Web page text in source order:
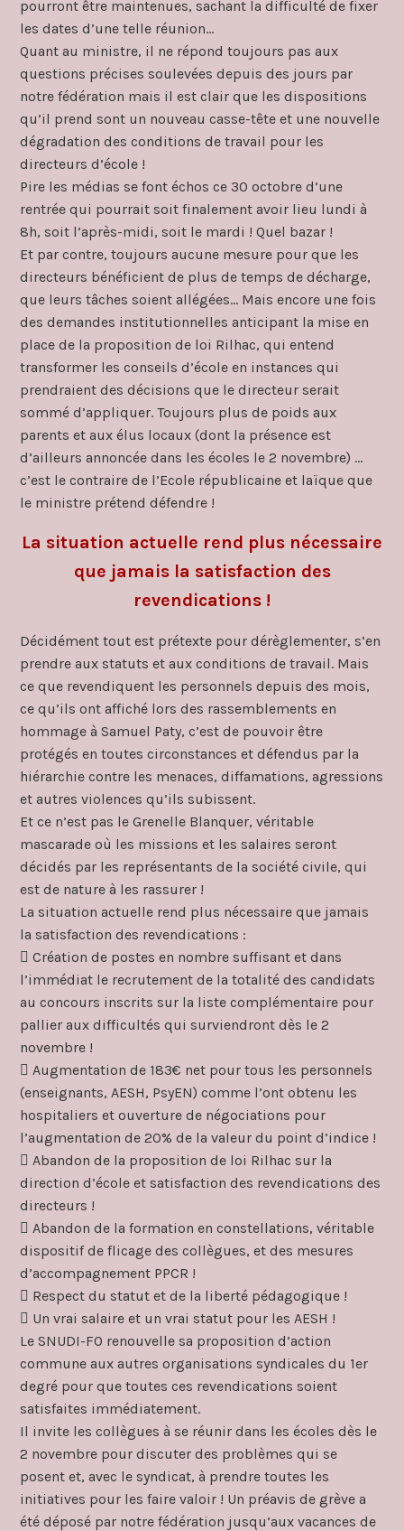
pourront être maintenues, sachant la difficulté de fixer
les dates d’une telle réunion…
Quant au ministre, il ne répond toujours pas aux
questions précises soulevées depuis des jours par
notre fédération mais il est clair que les dispositions
qu’il prend sont un nouveau casse-tête et une nouvelle
dégradation des conditions de travail pour les
directeurs d’école !
Pire les médias se font échos ce 30 octobre d’une
rentrée qui pourrait soit finalement avoir lieu lundi à
8h, soit l’après-midi, soit le mardi ! Quel bazar !
Et par contre, toujours aucune mesure pour que les
directeurs bénéficient de plus de temps de décharge,
que leurs tâches soient allégées… Mais encore une fois
des demandes institutionnelles anticipant la mise en
place de la proposition de loi Rilhac, qui entend
transformer les conseils d’école en instances qui
prendraient des décisions que le directeur serait
sommé d’appliquer. Toujours plus de poids aux
parents et aux élus locaux (dont la présence est
d’ailleurs annoncée dans les écoles le 2 novembre) …
c’est le contraire de l’Ecole républicaine et laïque que
le ministre prétend défendre !
La situation actuelle rend plus nécessaire
que jamais la satisfaction des
revendications !
Décidément tout est prétexte pour dérèglementer, s’en
prendre aux statuts et aux conditions de travail. Mais
ce que revendiquent les personnels depuis des mois,
ce qu’ils ont affiché lors des rassemblements en
hommage à Samuel Paty, c’est de pouvoir être
protégés en toutes circonstances et défendus par la
hiérarchie contre les menaces, diffamations, agressions
et autres violences qu’ils subissent.
Et ce n’est pas le Grenelle Blanquer, véritable
mascarade où les missions et les salaires seront
décidés par les représentants de la société civile, qui
est de nature à les rassurer !
La situation actuelle rend plus nécessaire que jamais
la satisfaction des revendications :
 Création de postes en nombre suffisant et dans
l’immédiat le recrutement de la totalité des candidats
au concours inscrits sur la liste complémentaire pour
pallier aux difficultés qui surviendront dès le 2
novembre !
 Augmentation de 183€ net pour tous les personnels
(enseignants, AESH, PsyEN) comme l’ont obtenu les
hospitaliers et ouverture de négociations pour
l’augmentation de 20% de la valeur du point d’indice !
 Abandon de la proposition de loi Rilhac sur la
direction d’école et satisfaction des revendications des
directeurs !
 Abandon de la formation en constellations, véritable
dispositif de flicage des collègues, et des mesures
d’accompagnement PPCR !
 Respect du statut et de la liberté pédagogique !
 Un vrai salaire et un vrai statut pour les AESH !
Le SNUDI-FO renouvelle sa proposition d’action
commune aux autres organisations syndicales du 1er
degré pour que toutes ces revendications soient
satisfaites immédiatement.
Il invite les collègues à se réunir dans les écoles dès le
2 novembre pour discuter des problèmes qui se
posent et, avec le syndicat, à prendre toutes les
initiatives pour les faire valoir ! Un préavis de grève a
été déposé par notre fédération jusqu’aux vacances de